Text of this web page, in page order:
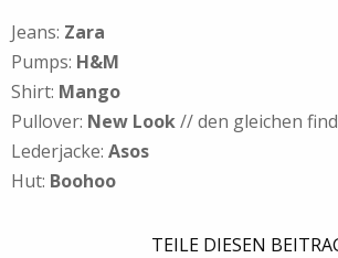
Jeans: Zara
Pumps: H&M
Shirt: Mango
Pullover: New Look// den gleichen
Lederjacke: Asos
Hut: Boohoo
TEILE DIESEN